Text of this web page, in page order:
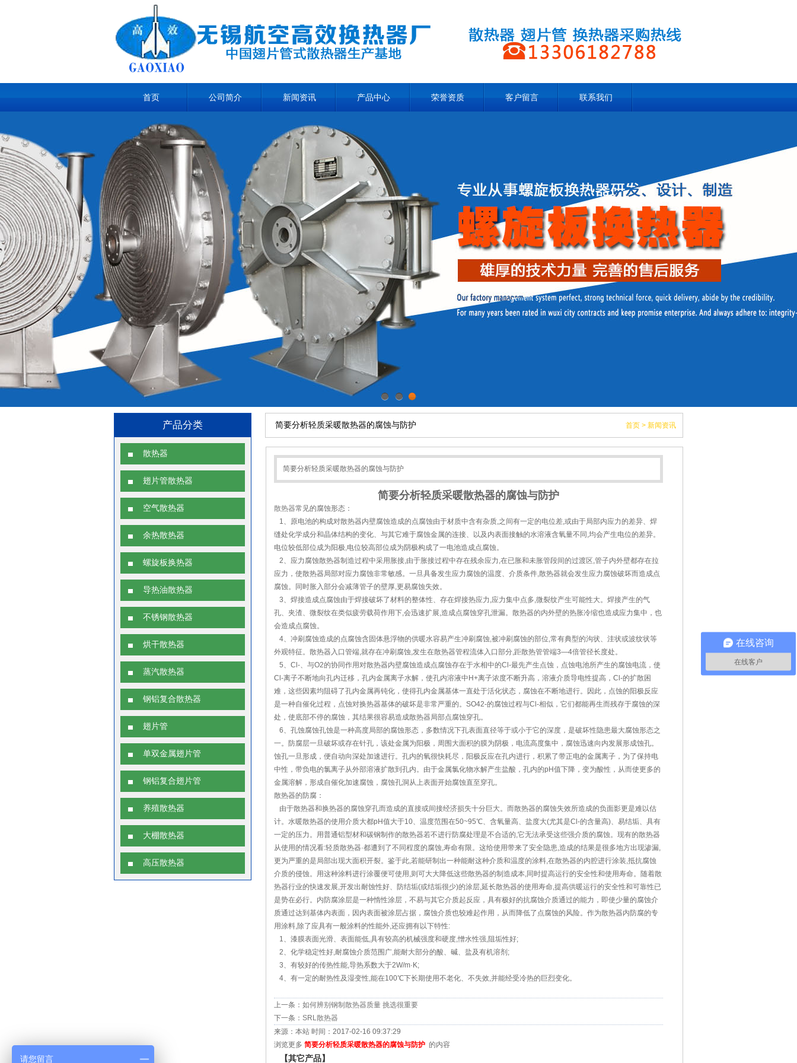
首页 公司简介 新闻资讯 产品中心 荣誉资质 客户留言 联系我们
产品分类
散热器
翅片管散热器
空气散热器
余热散热器
螺旋板换热器
导热油散热器
不锈钢散热器
烘干散热器
蒸汽散热器
钢铝复合散热器
翅片管
单双金属翅片管
钢铝复合翅片管
养殖散热器
大棚散热器
高压散热器
简要分析轻质采暖散热器的腐蚀与防护 首页 > 新闻资讯
简要分析轻质采暖散热器的腐蚀与防护
简要分析轻质采暖散热器的腐蚀与防护
散热器常见的腐蚀形态：
1、原电池的构成对散热器内壁腐蚀造成的点腐蚀由于材质中含有杂质,之间有一定的电位差,或由于局部内应力的差异、焊
缝处化学成分和晶体结构的变化、与其它难于腐蚀金属的连接、以及内表面接触的水溶液含氧量不同,均会产生电位的差异。
电位较低部位成为阳极,电位较高部位成为阴极构成了一电池造成点腐蚀。
2、应力腐蚀散热器制造过程中采用胀接,由于胀接过程中存在残余应力,在已胀和未胀管段间的过渡区,管子内外壁都存在拉
应力，使散热器局部对应力腐蚀非常敏感。一旦具备发生应力腐蚀的温度、介质条件,散热器就会发生应力腐蚀破坏而造成点
腐蚀。同时胀入部分会减薄管子的壁厚,更易腐蚀失效。
3、焊接造成点腐蚀由于焊接破坏了材料的整体性、存在焊接热应力,应力集中点多,微裂纹产生可能性大。焊接产生的气
孔、夹渣、微裂纹在类似疲劳载荷作用下,会迅速扩展,造成点腐蚀穿孔泄漏。散热器的内外壁的热胀冷缩也造成应力集中，也
会造成点腐蚀。
4、冲刷腐蚀造成的点腐蚀含固体悬浮物的供暖水容易产生冲刷腐蚀,被冲刷腐蚀的部位,常有典型的沟状、洼状或波纹状等
外观特征。散热器入口管端,就存在冲刷腐蚀,发生在散热器管程流体入口部分,距散热管管端3—4倍管径长度处。
5、Cl-、与O2的协同作用对散热器内壁腐蚀造成点腐蚀存在于水相中的Cl-最先产生点蚀，点蚀电池所产生的腐蚀电流，使
Cl-离子不断地向孔内迁移，孔内金属离子水解，使孔内溶液中H+离子浓度不断升高，溶液介质导电性提高，Cl-的扩散困
难，这些因素均阻碍了孔内金属再钝化，使得孔内金属基体一直处于活化状态，腐蚀在不断地进行。因此，点蚀的阳极反应
是一种自催化过程，点蚀对换热器基体的破坏是非常严重的。SO42-的腐蚀过程与Cl-相似，它们都能再生而残存于腐蚀的深
处，使底部不停的腐蚀，其结果很容易造成散热器局部点腐蚀穿孔。
6、孔蚀腐蚀孔蚀是一种高度局部的腐蚀形态，多数情况下孔表面直径等于或小于它的深度，是破坏性隐患最大腐蚀形态之
一。防腐层一旦破坏或存在针孔，该处金属为阳极，周围大面积的膜为阴极，电流高度集中，腐蚀迅速向内发展形成蚀孔。
蚀孔一旦形成，便自动向深处加速进行。孔内的氧很快耗尽，阳极反应在孔内进行，积累了带正电的金属离子，为了保持电
中性，带负电的氯离子从外部溶液扩散到孔内。由于金属氯化物水解产生盐酸，孔内的pH值下降，变为酸性，从而使更多的
金属溶解，形成自催化加速腐蚀，腐蚀孔洞从上表面开始腐蚀直至穿孔。
散热器的防腐：
由于散热器和换热器的腐蚀穿孔而造成的直接或间接经济损失十分巨大。而散热器的腐蚀失效所造成的负面影更是难以估
计。水暖散热器的使用介质大都pH值大于10、温度范围在50~95℃、含氧量高、盐度大(尤其是Cl-的含量高)、易结垢、具有
一定的压力。用普通铝型材和碳钢制作的散热器若不进行防腐处理是不合适的,它无法承受这些强介质的腐蚀。现有的散热器
从使用的情况看:轻质散热器·都遭到了不同程度的腐蚀,寿命有限。这给使用带来了安全隐患,造成的结果是很多地方出现渗漏,
更为严重的是局部出现大面积开裂。鉴于此,若能研制出一种能耐这种介质和温度的涂料,在散热器的内腔进行涂装,抵抗腐蚀
介质的侵蚀。用这种涂料进行涂覆便可使用,则可大大降低这些散热器的制造成本,同时提高运行的安全性和使用寿命。随着散
热器行业的快速发展,开发出耐蚀性好、防结垢(或结垢很少)的涂层,延长散热器的使用寿命,提高供暖运行的安全性和可靠性已
是势在必行。内防腐涂层是一种惰性涂层，不易与其它介质起反应，具有极好的抗腐蚀介质通过的能力，即使少量的腐蚀介
质通过达到基体内表面，因内表面被涂层占据，腐蚀介质也较难起作用，从而降低了点腐蚀的风险。作为散热器内防腐的专
用涂料,除了应具有一般涂料的性能外,还应拥有以下特性:
1、漆膜表面光滑、表面能低,具有较高的机械强度和硬度,憎水性强,阻垢性好;
2、化学稳定性好,耐腐蚀介质范围广,能耐大部分的酸、碱、盐及有机溶剂;
3、有较好的传热性能,导热系数大于2W/m·K;
4、有一定的耐热性及湿变性,能在100℃下长期使用不老化、不失效,并能经受冷热的巨烈变化。
上一条： 如何辨别钢制散热器质量 挑选很重要
下一条： SRL散热器
来源：本站 时间：2017-02-16 09:37:29
浏览更多 简要分析轻质采暖散热器的腐蚀与防护的内容
【其它产品】
在线咨询
在线客户
请您留言